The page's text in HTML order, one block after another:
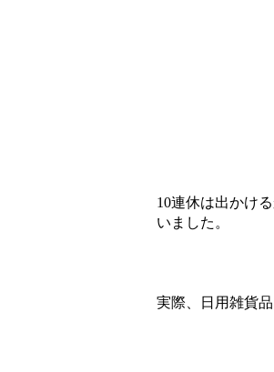
10連休は出かけ
いました。
実際、日用雑貨